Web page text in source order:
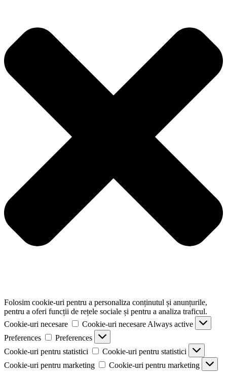
Folosim cookie-uri pentru a personaliza conținutul și anunțurile,
pentru a oferi funcții de rețele sociale și pentru a analiza traficul.
Cookie-uri necesare
Cookie-uri necesare Always active
Preferences
Preferences
Cookie-uri pentru statistici
Cookie-uri pentru statistici
Cookie-uri pentru marketing
Cookie-uri pentru marketing